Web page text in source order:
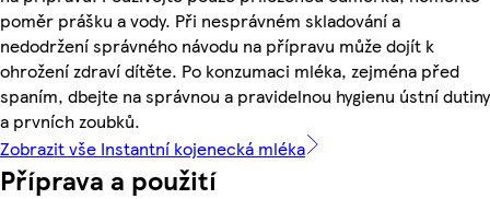
poměr prášku a vody. Při nesprávném skladování a
nedodržení správného návodu na přípravu může dojít k
ohrožení zdraví dítěte. Po konzumaci mléka, zejména před
spaním, dbejte na správnou a pravidelnou hygienu ústní dutiny
a prvních zoubků.
Zobrazit vše Instantní kojenecká mléka
Příprava a použití